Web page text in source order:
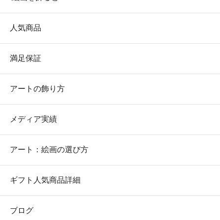
人気商品
満足保証
アートの飾り方
メディア実績
アート：絵画の選び方
ギフト人気商品詳細
ブログ